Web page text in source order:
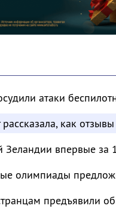
атаки
рассказала, как
Зеландии впервые за
олимпиады
предъявили